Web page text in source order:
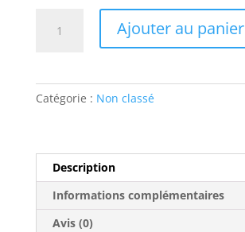
cheval
Ajouter au panier
Catégorie : Non classé
Description
Informations complémentaires
Avis (0)